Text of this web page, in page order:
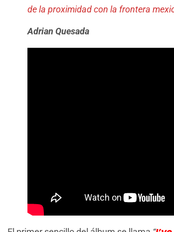
de la proximidad con la frontera
Adrian Quesada